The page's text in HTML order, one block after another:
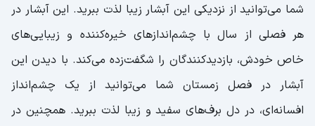
شما می‌توانید از نزدیکی این آبشار زیبا لذت ببرید. این آبشار در
هر فصلی از سال با چشم‌اندازهای خیره‌کننده و زیبایی‌های
خاص خودش، بازدیدکنندگان را شگفت‌زده می‌کند. با دیدن این
آبشار در فصل زمستان شما می‌توانید از یک چشم‌انداز
افسانه‌ای، در دل برف‌های سفید و زیبا لذت ببرید. همچنین در